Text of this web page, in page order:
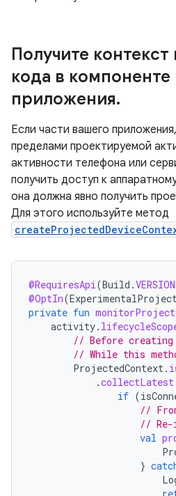
Получите
кода в
приложения.
Если части вашего
пределами проектируемой
активности телефона или
получить доступ к
она должна явно получить
Для этого используйте метод
@RequiresApi(Build .
@OptIn(
private fun
activity.
// Before
// While this
ProjectedContext.
.collectLatest
if (
//
// Re-
val
}